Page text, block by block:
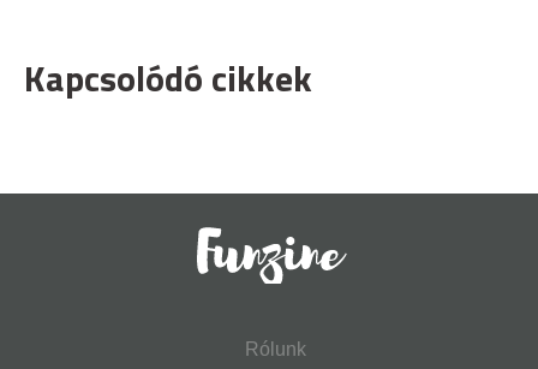
Kapcsolódó cikkek
Rólunk